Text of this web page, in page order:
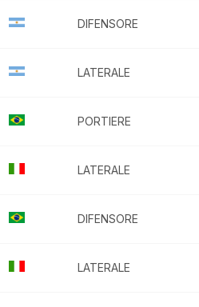
DIFENSORE
LATERALE
PORTIERE
LATERALE
DIFENSORE
LATERALE